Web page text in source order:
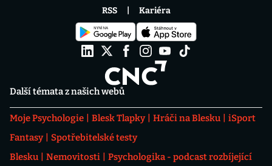
Další témata z našich webů
Moje Psychologie Blesk Tlapky Hráči na Blesku
iSport
Fantasy
Spotřebitelské testy
Blesku
Nemovitosti
Psychologika - podcast rozbíjející
RSS Kariéra